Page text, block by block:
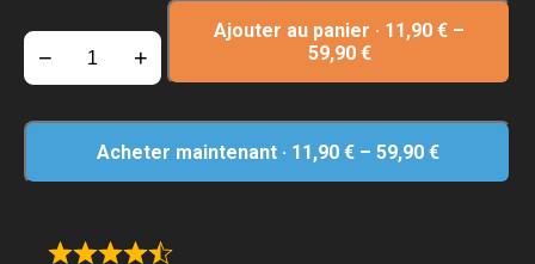
− +
Ajouter au panier · 11,90 € –
59,90 €
Acheter maintenant · 11,90 €– 59,90 €